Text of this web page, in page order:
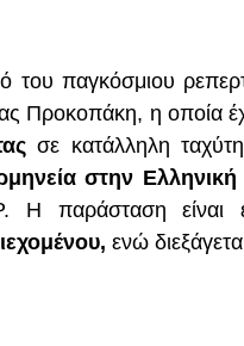
του παγκόσμιου
Προκοπάκη, η οποία
σε κατάλληλη
στην
Η παράσταση είναι
ενώ